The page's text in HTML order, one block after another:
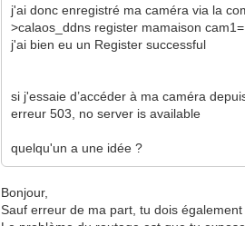
j'ai donc enregistré ma caméra via la
>calaos_ddns register mamaison
j'ai bien eu un Register successful
si j'essaie d’accéder à ma caméra
erreur 503, no server is available
quelqu'un a une idée ?
Bonjour,
Sauf erreur de ma part, tu dois